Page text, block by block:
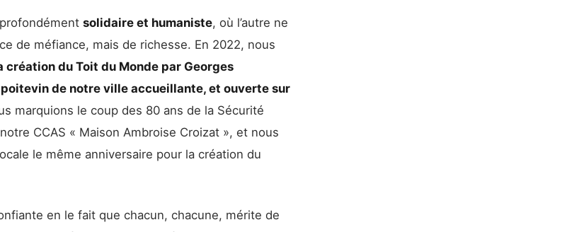
solidaire et humaniste, où l’autre ne
de méfiance, mais de richesse. En 2022, nous
création du Toit du Monde par Georges
de notre ville accueillante, et ouverte sur
marquions le coup des 80 ans de la Sécurité
CCAS « Maison Ambroise Croizat », et nous
le même anniversaire pour la création du
en le fait que chacun, chacune, mérite de